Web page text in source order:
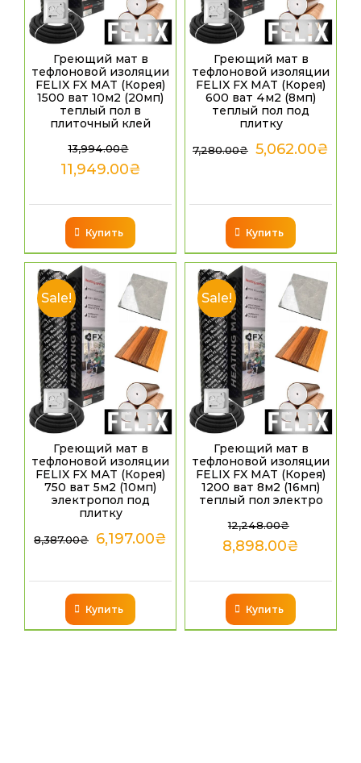
Греющий мат в
тефлоновой изоляции
FELIX FX MAT (Корея)
1500 ват 10м2 (20мп)
теплый пол в
плиточный клей
13,994.00₴
11,949.00₴
Купить
Греющий мат в
тефлоновой изоляции
FELIX FX MAT (Корея)
600 ват 4м2 (8мп)
теплый пол под
плитку
7,280.00₴ 5,062.00₴
Купить
Sale!
Греющий мат в
тефлоновой изоляции
FELIX FX MAT (Корея)
750 ват 5м2 (10мп)
электропол под
плитку
8,387.00₴ 6,197.00₴
Купить
Sale!
Греющий мат в
тефлоновой изоляции
FELIX FX MAT (Корея)
1200 ват 8м2 (16мп)
теплый пол электро
12,248.00₴
8,898.00₴
Купить